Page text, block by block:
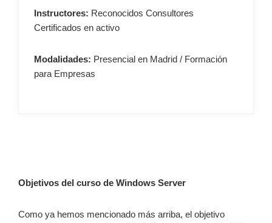
Instructores: Reconocidos Consultores
Certificados en activo
Modalidades: Presencial en Madrid / Formación
para Empresas
Objetivos del curso de Windows Server
Como ya hemos mencionado más arriba, el objetivo